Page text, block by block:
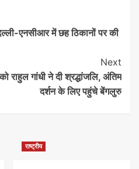
एनसीआर में छह ठिकानों पर की
Next
राहुल गांधी ने दी श्रद्धांजलि, अंतिम
दर्शन के लिए पहुंचे बेंगलुरु
राष्ट्रीय